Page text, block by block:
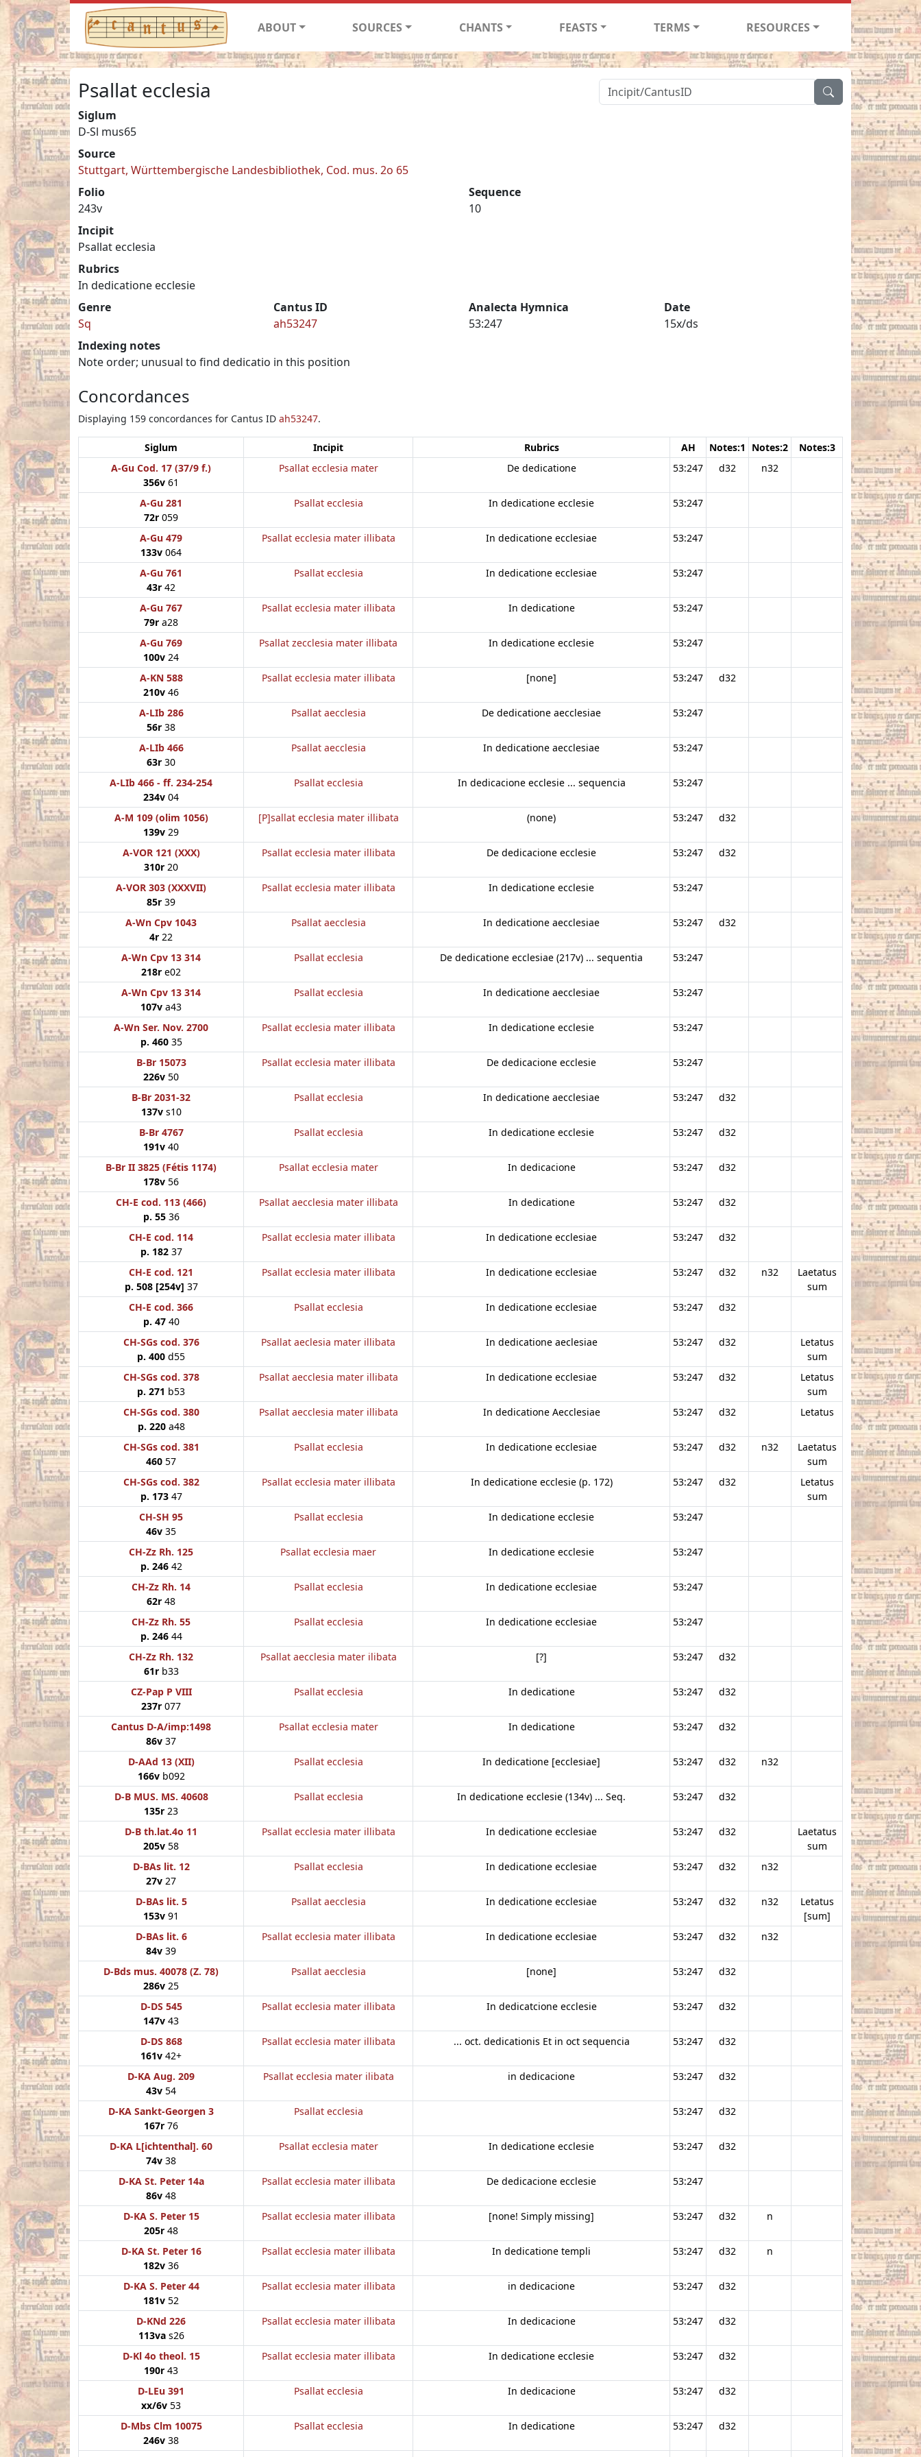
ABOUT SOURCES CHANTS FEASTS TERMS RESOURCES
Psallat ecclesia
Siglum
D-Sl mus65
Source
Stuttgart, Württembergische Landesbibliothek, Cod. mus. 2o 65
Folio
243v
Sequence
10
Incipit
Psallat ecclesia
Rubrics
In dedicatione ecclesie
Genre
Sq
Cantus ID
ah53247
Analecta Hymnica
53:247
Date
15x/ds
Indexing notes
Note order; unusual to find dedicatio in this position
Concordances
Displaying 159 concordances for Cantus ID ah53247.
Siglum Incipit Rubrics AH Notes:1 Notes:2
Notes:3
A-Gu Cod. 17 (37/9 f.)
356v 61
Psallat ecclesia mater De dedicatione 53:247 d32 n32
A-Gu 281
72r 059
Psallat ecclesia In dedicatione ecclesie 53:247
A-Gu 479
133v 064
Psallat ecclesia mater illibata In dedicatione ecclesiae 53:247
A-Gu 761
43r 42
Psallat ecclesia In dedicatione ecclesiae 53:247
A-Gu 767
79r a28
Psallat ecclesia mater illibata In dedicatione 53:247
A-Gu 769
100v 24
Psallat zecclesia mater illibata In dedicatione ecclesie 53:247
A-KN 588
210v 46
Psallat ecclesia mater illibata [none] 53:247 d32
A-LIb 286
56r 38
Psallat aecclesia De dedicatione aecclesiae 53:247
A-LIb 466
63r 30
Psallat aecclesia In dedicatione aecclesiae 53:247
A-LIb 466 - ff. 234-254
234v 04
Psallat ecclesia In dedicacione ecclesie ... sequencia 53:247
A-M 109 (olim 1056)
139v 29
[P]sallat ecclesia mater illibata (none) 53:247 d32
A-VOR 121 (XXX)
310r 20
Psallat ecclesia mater illibata De dedicacione ecclesie 53:247 d32
A-VOR 303 (XXXVII)
85r 39
Psallat ecclesia mater illibata In dedicatione ecclesie 53:247
A-Wn Cpv 1043
4r 22
Psallat aecclesia In dedicatione aecclesiae 53:247 d32
A-Wn Cpv 13 314
218r e02
Psallat ecclesia De dedicatione ecclesiae (217v) ... sequentia 53:247
A-Wn Cpv 13 314
107v a43
Psallat ecclesia In dedicatione aecclesiae 53:247
A-Wn Ser. Nov. 2700
p. 46035
Psallat ecclesia mater illibata In dedicatione ecclesie 53:247
B-Br 15073
226v 50
Psallat ecclesia mater illibata De dedicacione ecclesie 53:247
B-Br 2031-32
137vs10
Psallat ecclesia In dedicatione aecclesiae 53:247 d32
B-Br 4767
191v 40
Psallat ecclesia In dedicatione ecclesie 53:247 d32
B-Br II 3825 (Fétis 1174)
178v 56
Psallat ecclesia mater In dedicacione 53:247 d32
CH-E cod. 113 (466)
p. 5536
Psallat aecclesia mater illibata In dedicatione 53:247 d32
CH-E cod. 114
p. 18237
Psallat ecclesia mater illibata In dedicatione ecclesiae 53:247 d32
CH-E cod. 121
p. 508 [254v] 37
Psallat ecclesia mater illibata In dedicatione ecclesiae 53:247 d32 n32
Laetatus
sum
CH-E cod. 366
p. 4740
Psallat ecclesia In dedicatione ecclesiae 53:247 d32
CH-SGs cod. 376
p. 400 d55
Psallat aeclesia mater illibata In dedicatione aeclesiae 53:247 d32
Letatus
sum
CH-SGs cod. 378
p. 271 b53
Psallat aecclesia mater illibata In dedicatione ecclesiae 53:247 d32
Letatus
sum
CH-SGs cod. 380
p. 220a48
Psallat aecclesia mater illibata In dedicatione Aecclesiae 53:247 d32 Letatus
CH-SGs cod. 381
460 57
Psallat ecclesia In dedicatione ecclesiae 53:247 d32 n32
Laetatus
sum
CH-SGs cod. 382
p. 17347
Psallat ecclesia mater illibata In dedicatione ecclesie (p. 172) 53:247 d32
Letatus
sum
CH-SH 95
46v 35
Psallat ecclesia In dedicatione ecclesie 53:247
CH-Zz Rh. 125
p. 24642
Psallat ecclesia maer In dedicatione ecclesie 53:247
CH-Zz Rh. 14
62r 48
Psallat ecclesia In dedicatione ecclesiae 53:247
CH-Zz Rh. 55
p. 24644
Psallat ecclesia In dedicatione ecclesiae 53:247
CH-Zz Rh. 132
61rb33
Psallat aecclesia mater ilibata [?] 53:247 d32
CZ-Pap P VIII
237r 077
Psallat ecclesia In dedicatione 53:247 d32
Cantus D-A/imp:1498
86v 37
Psallat ecclesia mater In dedicatione 53:247 d32
D-AAd 13 (XII)
166vb092
Psallat ecclesia In dedicatione [ecclesiae] 53:247 d32 n32
D-B MUS. MS. 40608
135r 23
Psallat ecclesia In dedicatione ecclesie (134v) ... Seq. 53:247 d32
D-B th.lat.4o 11
205v 58
Psallat ecclesia mater illibata In dedicatione ecclesiae 53:247 d32
Laetatus
sum
D-BAs lit. 12
27v 27
Psallat ecclesia In dedicatione ecclesiae 53:247 d32 n32
D-BAs lit. 5
153v 91
Psallat aecclesia In dedicatione ecclesiae 53:247 d32 n32
Letatus
[sum]
D-BAs lit. 6
84v 39
Psallat ecclesia mater illibata In dedicatione ecclesiae 53:247 d32 n32
D-Bds mus. 40078 (Z. 78)
286v 25
Psallat aecclesia [none] 53:247 d32
D-DS 545
147v 43
Psallat ecclesia mater illibata In dedicatcione ecclesie 53:247 d32
D-DS 868
161v 42+
Psallat ecclesia mater illibata ... oct. dedicationis Et in oct sequencia 53:247 d32
D-KA Aug. 209
43v 54
Psallat ecclesia mater ilibata in dedicacione 53:247 d32
D-KA Sankt-Georgen 3
167r 76
Psallat ecclesia 53:247 d32
D-KA L[ichtenthal]. 60
74v 38
Psallat ecclesia mater In dedicatione ecclesie 53:247 d32
D-KA St. Peter 14a
86v 48
Psallat ecclesia mater illibata De dedicacione ecclesie 53:247
D-KA S. Peter 15
205r 48
Psallat ecclesia mater illibata [none! Simply missing] 53:247 d32 n
D-KA St. Peter 16
182v 36
Psallat ecclesia mater illibata In dedicatione templi 53:247 d32 n
D-KA S. Peter 44
181v 52
Psallat ecclesia mater illibata in dedicacione 53:247 d32
D-KNd 226
113vas26
Psallat ecclesia mater illibata In dedicacione 53:247 d32
D-Kl 4o theol. 15
190r 43
Psallat ecclesia mater illibata In dedicatione ecclesie 53:247 d32
D-LEu 391
xx/6v 53
Psallat ecclesia In dedicacione 53:247 d32
D-Mbs Clm 10075
246v 38
Psallat ecclesia In dedicatione 53:247 d32